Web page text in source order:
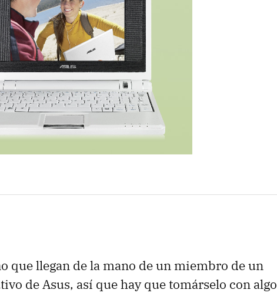
que llegan de la mano de un miembro de un
de Asus, así que hay que tomárselo con algo